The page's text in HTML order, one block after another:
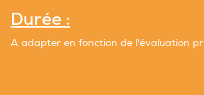
Durée :
A adapter en fonction de l'évaluation